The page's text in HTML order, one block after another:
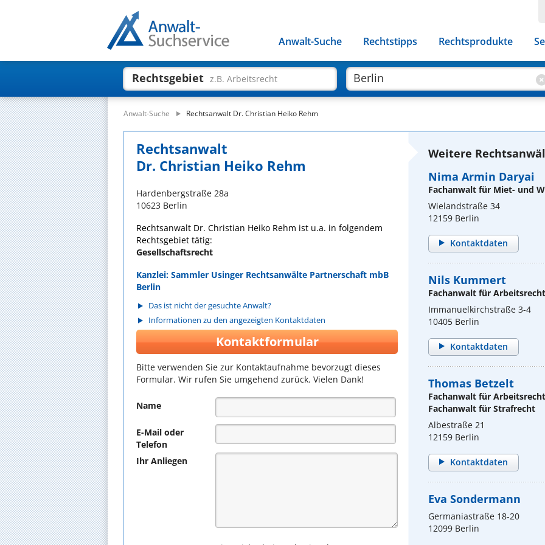
Anwalt-Suche Rechtstipps Rechtsprodukte
Rechtsgebiet z.B. Arbeitsrecht
Anwalt-Suche Rechtsanwalt Dr. Christian Heiko Rehm
Rechtsanwalt
Dr. Christian Heiko Rehm
Hardenbergstraße 28a
10623 Berlin
Rechtsanwalt Dr. Christian Heiko Rehm ist u.a. in folgendem
Rechtsgebiet tätig:
Gesellschaftsrecht
Kanzlei: Sammler Usinger Rechtsanwälte Partnerschaft mbB
Berlin
Das ist nicht der gesuchte Anwalt?
Informationen zu den angezeigten Kontaktdaten
Kontaktformular
Bitte verwenden Sie zur Kontaktaufnahme bevorzugt dieses
Formular. Wir rufen Sie umgehend zurück. Vielen Dank!
Name
E-Mail oder
Telefon
Ihr Anliegen
Weitere
Nima Armin Daryai
Fachanwalt für Miet- und
Wielandstraße 34
12159 Berlin
Kontaktdaten
Nils Kummert
Fachanwalt für Arbeitsrecht
Immanuelkirchstraße 3-4
10405 Berlin
Kontaktdaten
Thomas Betzelt
Fachanwalt für Arbeitsrecht
Fachanwalt für Strafrecht
Albestraße 21
12159 Berlin
Kontaktdaten
Eva Sondermann
Germaniastraße 18-20
12099 Berlin